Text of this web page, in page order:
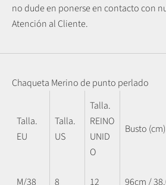
no dude en ponerse en contacto con
Atención al Cliente.
Chaqueta Merino de punto perlado
Talla.
EU
Talla.
US
Talla.
REINO
UNID
O
Busto (cm)
M/38 8 12 96cm /